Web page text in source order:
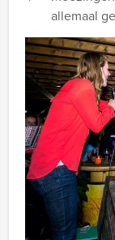
allemaal